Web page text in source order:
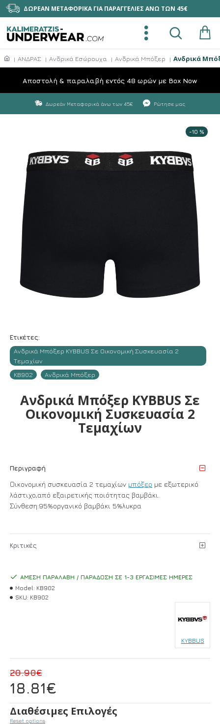
ΔΩΡΕΑΝ ΜΕΤΑΦΟΡΙΚΑ ΓΙΑ ΠΑΡΑΓΓΕΛΙΕΣ ΑΝΩ ΤΩΝ 45€
ΑΝΔΡΑΣ Ανδρικά Εσώρουχα Ανδρικά Μπόξερ Ανδρικά
Aποστολή & παραλαβή εντός 48 ωρών με Box Now
Δωρεάν Μεταφορικά άνω των 45€ Ρώτησε μας
-10 %
Ετικέτες:
Ανδρικά Μπόξερ KYBBUS Σε Οικονομική Συσκευασία 2
Τεμαχίων
KB902
Ανδρικά Μπόξερ
Ανδρικά Μπόξερ KYBBUS Σε
Οικονομική Συσκευασία 2
Τεμαχίων
Περιγραφή
Οικονομική συσκευασία 2 τεμαχίων μπόξερ με εξωτερικό
λάστιχο,από εξαιρετικής ποιότητας βαμβάκι.
Σύνθεση:95%οργανικό βαμβάκι 5%λυκρα
Κριτικές
18.81€
20.90€
ΆΜΕΣΗ ΠΑΡΑΛΑΒΉ / ΠΑΡΆΔΟΣΗ ΣΕ 1-3 ΕΡΓΆΣΙΜΕΣ ΗΜΈΡΕΣ
Model: KB902
SKU: KB902
KYBBUS
Διαθέσιμες Επιλογές
Reset options